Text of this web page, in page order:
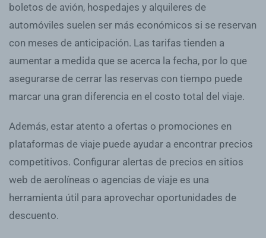
boletos de avión, hospedajes y alquileres de
automóviles suelen ser más económicos si se reservan
con meses de anticipación. Las tarifas tienden a
aumentar a medida que se acerca la fecha, por lo que
asegurarse de cerrar las reservas con tiempo puede
marcar una gran diferencia en el costo total del viaje.
Además, estar atento a ofertas o promociones en
plataformas de viaje puede ayudar a encontrar precios
competitivos. Configurar alertas de precios en sitios
web de aerolíneas o agencias de viaje es una
herramienta útil para aprovechar oportunidades de
descuento.